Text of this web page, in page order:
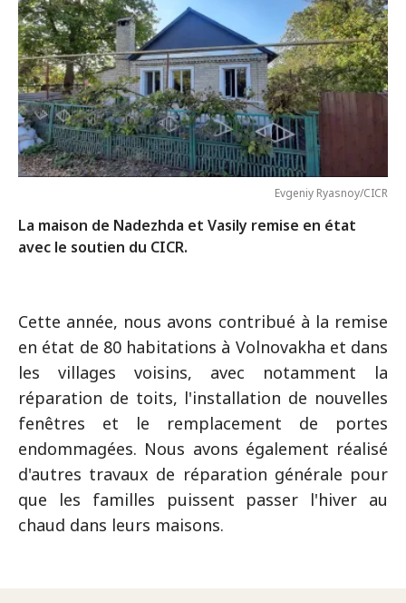
Evgeniy Ryasnoy/CICR
La maison de Nadezhda et Vasily remise en état
avec le soutien du CICR.
Cette année, nous avons contribué à la remise
en état de 80 habitations à Volnovakha et dans
les villages voisins, avec notamment la
réparation de toits, l'installation de nouvelles
fenêtres et le remplacement de portes
endommagées. Nous avons également réalisé
d'autres travaux de réparation générale pour
que les familles puissent passer l'hiver au
chaud dans leurs maisons.